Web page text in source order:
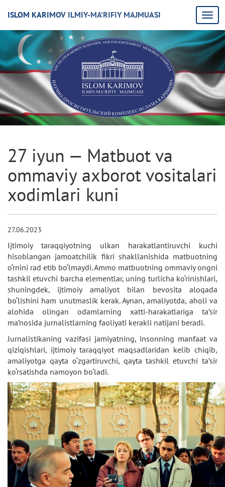
ISLOM KARIMOV ILMIY-MA’RIFIY MAJMUASI
27 iyun — Matbuot va
ommaviy axborot vositalari
xodimlari kuni
27.06.2023
Ijtimoiy taraqqiyotning ulkan harakatlantiruvchi kuchi
hisoblangan jamoatchilik fikri shakllanishida matbuotning
o‘rnini rad etib bo‘lmaydi. Ammo matbuotning ommaviy ongni
tashkil etuvchi barcha elementlar, uning turlicha ko‘rinishlari,
shuningdek, ijtimoiy amaliyot bilan bevosita aloqada
bo‘lishini ham unutmaslik kerak. Aynan, amaliyotda, aholi va
alohida olingan odamlarning xatti-harakatlariga ta’sir
ma’nosida jurnalistlarning faoliyati kerakli natijani beradi.
Jurnalistikaning vazifasi jamiyatning, insonning manfaat va
qiziqishlari, ijtimoiy taraqqiyot maqsadlaridan kelib chiqib,
amaliyotga qayta o‘zgartiruvchi, qayta tashkil etuvchi ta’sir
ko‘rsatishda namoyon bo‘ladi.